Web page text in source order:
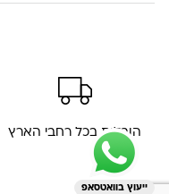
הובלות בכל רחבי הארץ
ייעוץ בוואטסאפ